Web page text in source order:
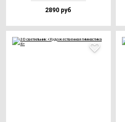
2890 руб